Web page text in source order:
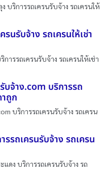
บริการรถเครนรับจ้าง รถเครนให้
นรับจ้าง รถเครนให้เช่า
ารรถเครนรับจ้าง รถเครนให้เช่า
บจ้าง.com บริการรถ
ถูก
บริการรถเครนรับจ้าง รถเครน
รรถเครนรับจ้าง รถเครน
ดง บริการรถเครนรับจ้าง รถ